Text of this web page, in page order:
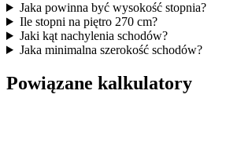
Jaka powinna być wysokość stopnia?
Ile stopni na piętro 270 cm?
Jaki kąt nachylenia schodów?
Jaka minimalna szerokość schodów?
Powiązane kalkulatory